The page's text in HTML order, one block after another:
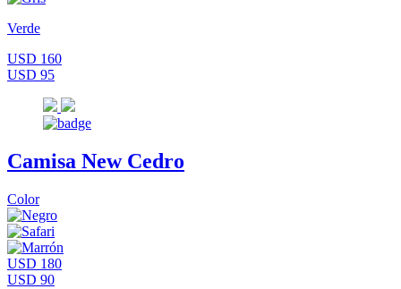
Verde
USD 160
USD 95
Camisa New Cedro
Color
USD 180
USD 90